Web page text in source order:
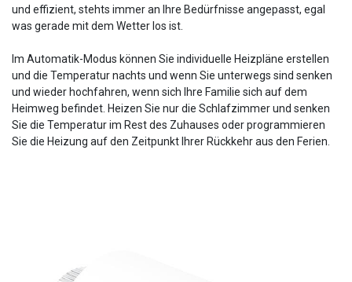
und effizient, stehts immer an Ihre Bedürfnisse angepasst, egal
was gerade mit dem Wetter los ist.
Im Automatik-Modus können Sie individuelle Heizpläne erstellen
und die Temperatur nachts und wenn Sie unterwegs sind senken
und wieder hochfahren, wenn sich Ihre Familie sich auf dem
Heimweg befindet. Heizen Sie nur die Schlafzimmer und senken
Sie die Temperatur im Rest des Zuhauses oder programmieren
Sie die Heizung auf den Zeitpunkt Ihrer Rückkehr aus den Ferien.